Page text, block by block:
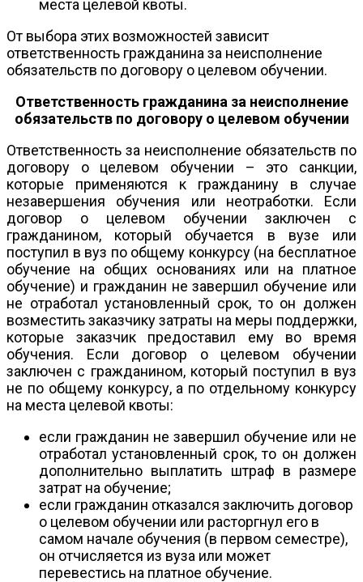
места целевой квоты.
От выбора этих возможностей зависит
ответственность гражданина за неисполнение
обязательств по договору о целевом обучении.
Ответственность гражданина за неисполнение
обязательств по договору о целевом обучении
Ответственность за неисполнение обязательств по
договору о целевом обучении – это санкции,
которые применяются к гражданину в случае
незавершения обучения или неотработки. Если
договор о целевом обучении заключен с
гражданином, который обучается в вузе или
поступил в вуз по общему конкурсу (на бесплатное
обучение на общих основаниях или на платное
обучение) и гражданин не завершил обучение или
не отработал установленный срок, то он должен
возместить заказчику затраты на меры поддержки,
которые заказчик предоставил ему во время
обучения. Если договор о целевом обучении
заключен с гражданином, который поступил в вуз
не по общему конкурсу, а по отдельному конкурсу
на места целевой квоты:
если гражданин не завершил обучение или не
отработал установленный срок, то он должен
дополнительно выплатить штраф в размере
затрат на обучение;
если гражданин отказался заключить договор
о целевом обучении или расторгнул его в
самом начале обучения (в первом семестре),
он отчисляется из вуза или может
перевестись на платное обучение.